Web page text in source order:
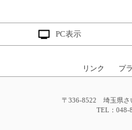
PC表示
リンク プ
〒336-8522 埼玉県さ
TEL：048-